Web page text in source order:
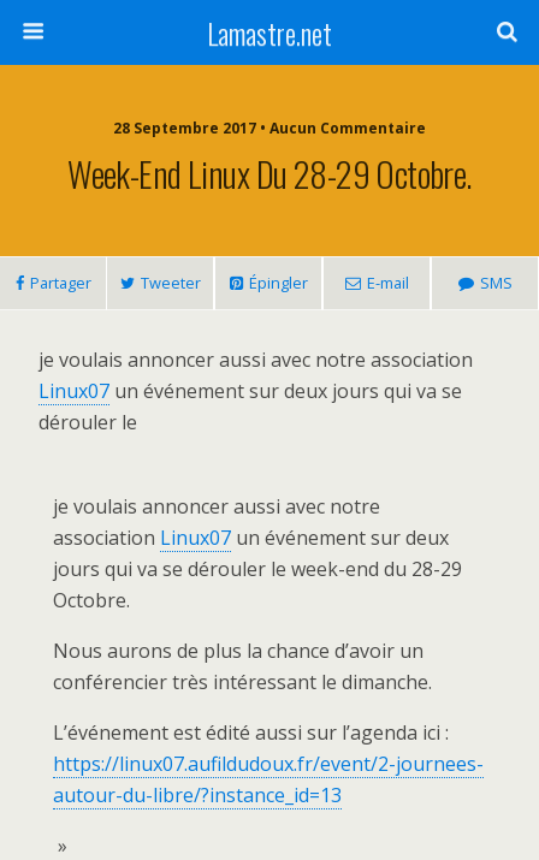
Lamastre.net
28 Septembre 2017 • Aucun Commentaire
Week-End Linux Du 28-29 Octobre.
Partager Tweeter Épingler E-mail SMS
je voulais annoncer aussi avec notre association
Linux07 un événement sur deux jours qui va se
dérouler le
je voulais annoncer aussi avec notre
association Linux07 un événement sur deux
jours qui va se dérouler le week-end du 28-29
Octobre.
Nous aurons de plus la chance d’avoir un
conférencier très intéressant le dimanche.
L’événement est édité aussi sur l’agenda ici :
https://linux07.aufildudoux.fr/event/2-journees-
autour-du-libre/?instance_id=13
»